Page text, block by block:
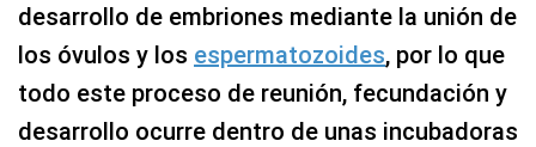
desarrollo de embriones mediante la unión de
los óvulos y los espermatozoides, por lo que
todo este proceso de reunión, fecundación y
desarrollo ocurre dentro de unas incubadoras